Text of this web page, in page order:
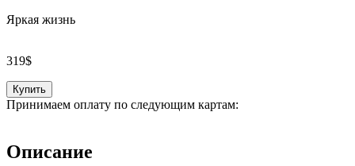
Яркая жизнь
319$
Купить
Принимаем оплату по следующим картам:
Описание